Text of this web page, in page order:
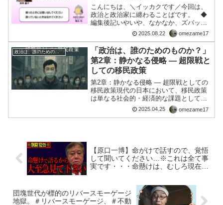
こんにちは、＼イッカクです／今回は、
政治と政治家に纏わることばです。 ◆
編集後記いやいや、なかなか、ズバッと
言ってます。政治家の本質！政治家の本
来は複雑な利害関係の調整以外ではない
ホント！政治とは、私利私欲につながる
関係者が組んず解れつして...
2025.08.22 omezame17
政治は、誰のためのものか？
「政治は、誰のためのものか？」
第2章：静かなる侵略 ― 超限戦と
しての移民政策
第2章：静かなる侵略 ― 超限戦としての
移民政策現代の日本において、移民政策
は単なる社会的・経済的な課題として捉
えられがちだ。しかし、この問題には深
層に潜む「戦略的な意図」が存在してい
2025.04.25 omezame17
【原口一博】命がけで話すので、覚悟
して聞いてください…※これは全て事
実です・・・命懸けは、むしろ現在、
団塊世代が標的のリバースモーゲージ
地獄。＃リバースモーゲージ、＃不動